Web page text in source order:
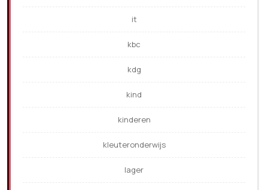
it
kbc
kdg
kind
kinderen
kleuteronderwijs
lager